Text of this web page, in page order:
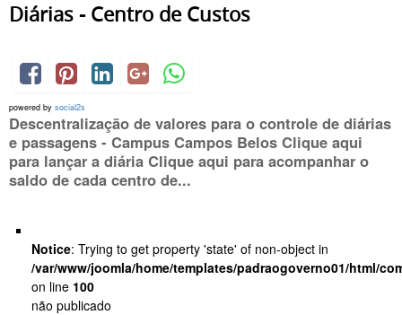
Diárias - Centro de Custos
powered by social2s
Descentralização de valores para o controle de diárias
e passagens - Campus Campos Belos Clique aqui
para lançar a diária Clique aqui para acompanhar o
saldo de cada centro de...
Notice: Trying to get property 'state' of non-object in
/var/www/joomla/home/templates/padraogoverno01/html/
on line 100
não publicado